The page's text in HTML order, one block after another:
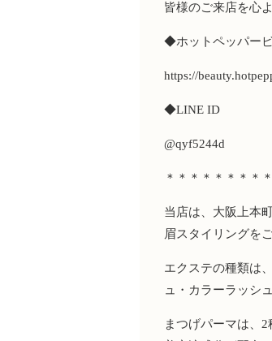
皆様のご来店を心
◆ホットペッパー
https://
◆LINE ID
@qyf5244d
＊＊＊＊＊＊＊＊
当店は、大阪上本
眉スタイリングを
エクステの種類は
ュ・カラーラッシ
まつげパーマは、 2